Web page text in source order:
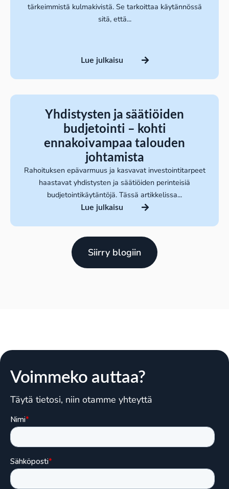
tärkeimmistä kulmakivistä. Se tarkoittaa käytännössä
sitä, että...
Lue julkaisu
Yhdistysten ja säätiöiden
budjetointi – kohti
ennakoivampaa talouden
johtamista
Rahoituksen epävarmuus ja kasvavat investointitarpeet
haastavat yhdistysten ja säätiöiden perinteisiä
budjetointikäytäntöjä. Tässä artikkelissa...
Lue julkaisu
Siirry blogiin
Voimmeko auttaa?
Täytä tietosi, niin otamme yhteyttä